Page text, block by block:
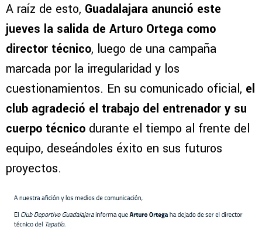
A raíz de esto, Guadalajara anunció este
jueves la salida de Arturo Ortega como
director técnico, luego de una campaña
marcada por la irregularidad y los
cuestionamientos. En su comunicado oficial, el
club agradeció el trabajo del entrenador y su
cuerpo técnico durante el tiempo al frente del
equipo, deseándoles éxito en sus futuros
proyectos.